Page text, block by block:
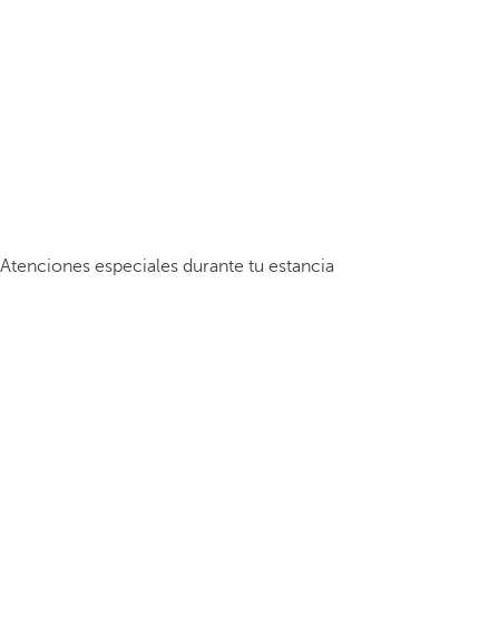
Atenciones especiales durante tu estancia